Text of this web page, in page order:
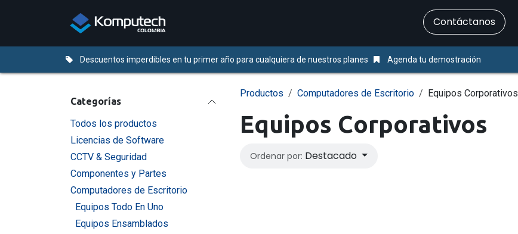
​Contáctanos
Descuentos imperdibles en tu primer año para cualquiera de nuestros planes Agenda tu demostración
Categorías
Todos los productos
Licencias de Software
CCTV & Seguridad
Componentes y Partes
Computadores de Escritorio
Equipos Todo En Uno
Equipos Ensamblados
Productos Computadores de Escritorio Equipos Corporativos
Equipos Corporativos
Ordenar por: Destacado